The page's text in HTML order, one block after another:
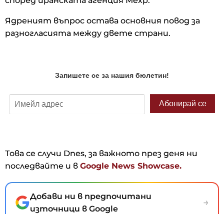
Ядреният въпрос остава основния повод за
разногласията между двете страни.
Това се случи Dnes, за важното през деня ни
последвайте и в Google News Showcase.
Добави ни в предпочитани
източници в Google
→